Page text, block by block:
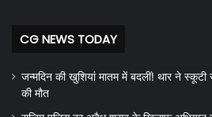
CG NEWS TODAY
जन्मदिन की खुशियां मातम में बदलीं! थार ने स्कूटी
की मौत